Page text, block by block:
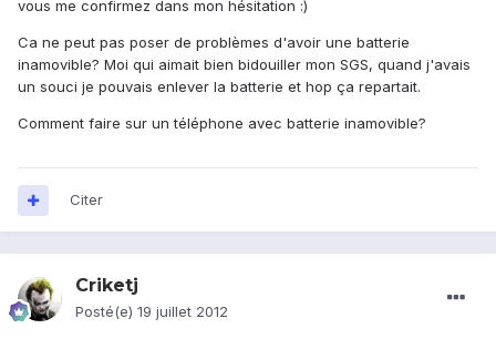
vous me confirmez dans mon hésitation :)
Ca ne peut pas poser de problèmes d'avoir une batterie
inamovible? Moi qui aimait bien bidouiller mon SGS, quand j'avais
un souci je pouvais enlever la batterie et hop ça repartait.
Comment faire sur un téléphone avec batterie inamovible?
Citer
Criketj
Posté(e) 19 juillet 2012